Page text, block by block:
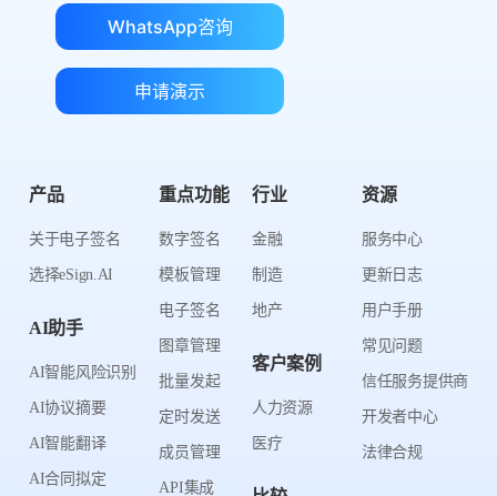
WhatsApp咨询
申请演示
产品
关于电子签名
选择eSign.AI
AI助手
AI智能风险识别
AI协议摘要
AI智能翻译
AI合同拟定
重点功能
数字签名
模板管理
电子签名
图章管理
批量发起
定时发送
成员管理
API集成
行业
金融
制造
地产
客户案例
人力资源
医疗
资源
服务中心
更新日志
用户手册
常见问题
信任服务提供商
开发者中心
法律合规